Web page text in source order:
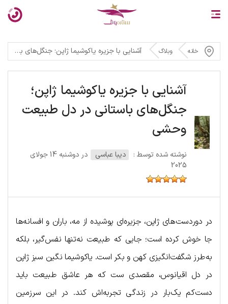
خانه وبلاگ آشنایی با جزیره یاکوشیما ژاپن؛ جنگل‌های باستانی در دل طبیعت وحشی
آشنایی با جزیره یاکوشیما ژاپن؛
جنگل‌های باستانی در دل طبیعت
وحشی
نوشته شده توسط : دیبا عباسی
در دوشنبه 14 جولای
2025
در دوردست‌های ژاپن، جزیره‌ای پوشیده از مه، باران و افسانه‌ها
جا خوش کرده است؛ جایی که طبیعت نه‌تنها نفس‌گیر، بلکه
به‌طرز شگفت‌انگیزی کهن و بکر است. یاکوشیما نگین سبز ژاپن
در دل اقیانوس، مقصدی ست که هر عاشق طبیعت باید
دست‌کم یک‌بار در زندگی تجربه‌اش کند. در این سرزمین